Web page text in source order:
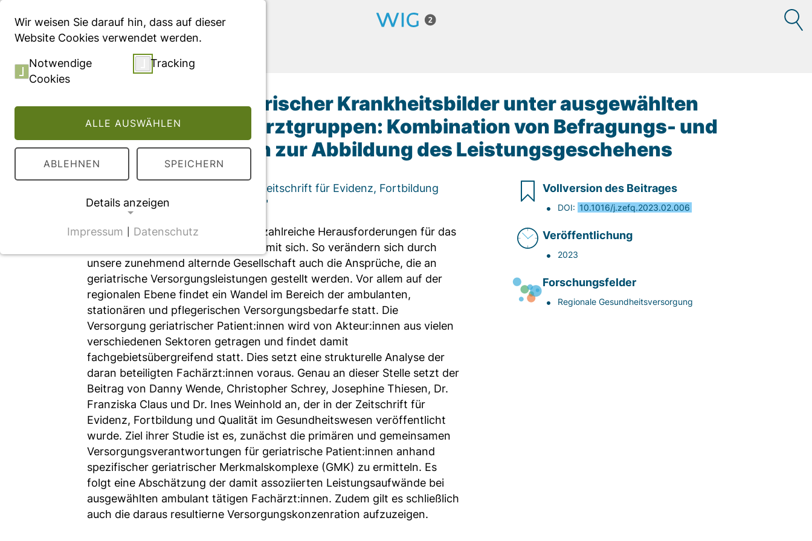
Menü
Publikationen
Versorgung geriatrischer Krankheitsbilder unter ausgewählten
ambulanten Facharztgruppen: Kombination von Befragungs- und
GKV-Routinedaten zur Abbildung des Leistungsgeschehens
Fachartikel, veröffentlicht in der "Zeitschrift für Evidenz, Fortbildung
und Qualität im Gesundheitswesen"
Der demografische Wandel bringt zahlreiche Herausforderungen für das
Gesundheitswesen in Deutschland mit sich. So verändern sich durch
unsere zunehmend alternde Gesellschaft auch die Ansprüche, die an
geriatrische Versorgungsleistungen gestellt werden. Vor allem auf der
regionalen Ebene findet ein Wandel im Bereich der ambulanten,
stationären und pflegerischen Versorgungsbedarfe statt. Die
Versorgung geriatrischer Patient:innen wird von Akteur:innen aus vielen
verschiedenen Sektoren getragen und findet damit
fachgebietsübergreifend statt. Dies setzt eine strukturelle Analyse der
daran beteiligten Fachärzt:innen voraus. Genau an dieser Stelle setzt der
Beitrag von Danny Wende, Christopher Schrey, Josephine Thiesen, Dr.
Franziska Claus und Dr. Ines Weinhold an, der in der Zeitschrift für
Evidenz, Fortbildung und Qualität im Gesundheitswesen veröffentlicht
wurde. Ziel ihrer Studie ist es, zunächst die primären und gemeinsamen
Versorgungsverantwortungen für geriatrische Patient:innen anhand
spezifischer geriatrischer Merkmalskomplexe (GMK) zu ermitteln. Es
folgt eine Abschätzung der damit assoziierten Leistungsaufwände bei
ausgewählten ambulant tätigen Fachärzt:innen. Zudem gilt es schließlich
auch die daraus resultierne Versorgungskonzenration aufzuzeigen.
Vollversion des Beitrages
DOI: 10.1016/j.zefq.2023.02.006
Veröffentlichung
2023
Forschungsfelder
Regionale Gesundheitsversorgung
Wir weisen Sie darauf hin, dass auf dieser
Website Cookies verwendet werden.
Notwendige
Cookies
Tracking
ALLE AUSWÄHLEN
ABLEHNEN SPEICHERN
Details anzeigen
NOTWENDIGE COOKIES
CMS Cookie
fe_typo_user
Frontend Benutzer
Identifizierung
Wir werten das Nutzerverhalten mit
Impressum Datenschutz